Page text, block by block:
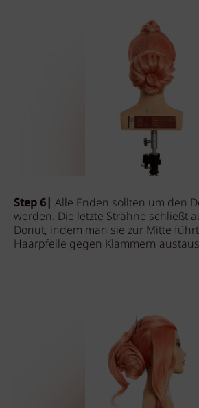
Step 6| Alle Enden sollten um den
werden. Die letzte Strähne schließt
Donut, indem man sie zur Mitte
Haarpfeile gegen Klammern